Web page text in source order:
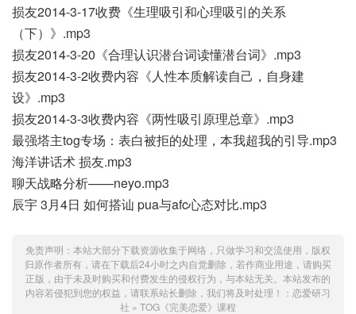
损友2014-3-17收费《生理吸引和心理吸引的关系
（下）》.mp3
损友2014-3-20《合理认识潜台词读懂潜台词》.mp3
损友2014-3-2收费内容《人性本质解读自己，自身建
设》.mp3
损友2014-3-3收费内容《两性吸引原理总章》.mp3
最强塔主tog专场：表白被拒的处理，本我超我的引导.mp3
海洋讲话术 损友.mp3
聊天战略分析——neyo.mp3
辰宇 3月4日 如何搭讪 pua与afc心态对比.mp3
免责声明：本站大部分下载资源收集于网络，只做学习和交流使用，版权
归原作者所有，请在下载后24小时之内自觉删除，若作商业用途，请购买
正版，由于未及时购买和付费发生的侵权行为，与本站无关。本站发布的
内容若侵犯到您的权益，请联系站长删除，我们将及时处理！： 恋爱研习
社 » TOG《完美恋爱》课程